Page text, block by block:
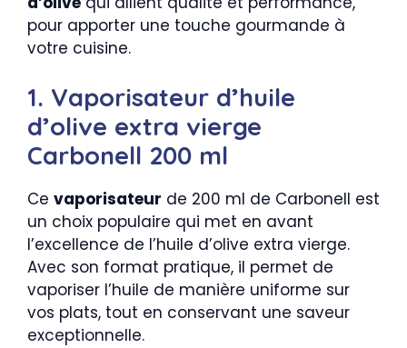
pour apporter une touche gourmande à
votre cuisine.
1. Vaporisateur d’huile
d’olive extra vierge
Carbonell 200 ml
Ce vaporisateur de 200 ml de Carbonell est
un choix populaire qui met en avant
l’excellence de l’huile d’olive extra vierge.
Avec son format pratique, il permet de
vaporiser l’huile de manière uniforme sur
vos plats, tout en conservant une saveur
exceptionnelle.